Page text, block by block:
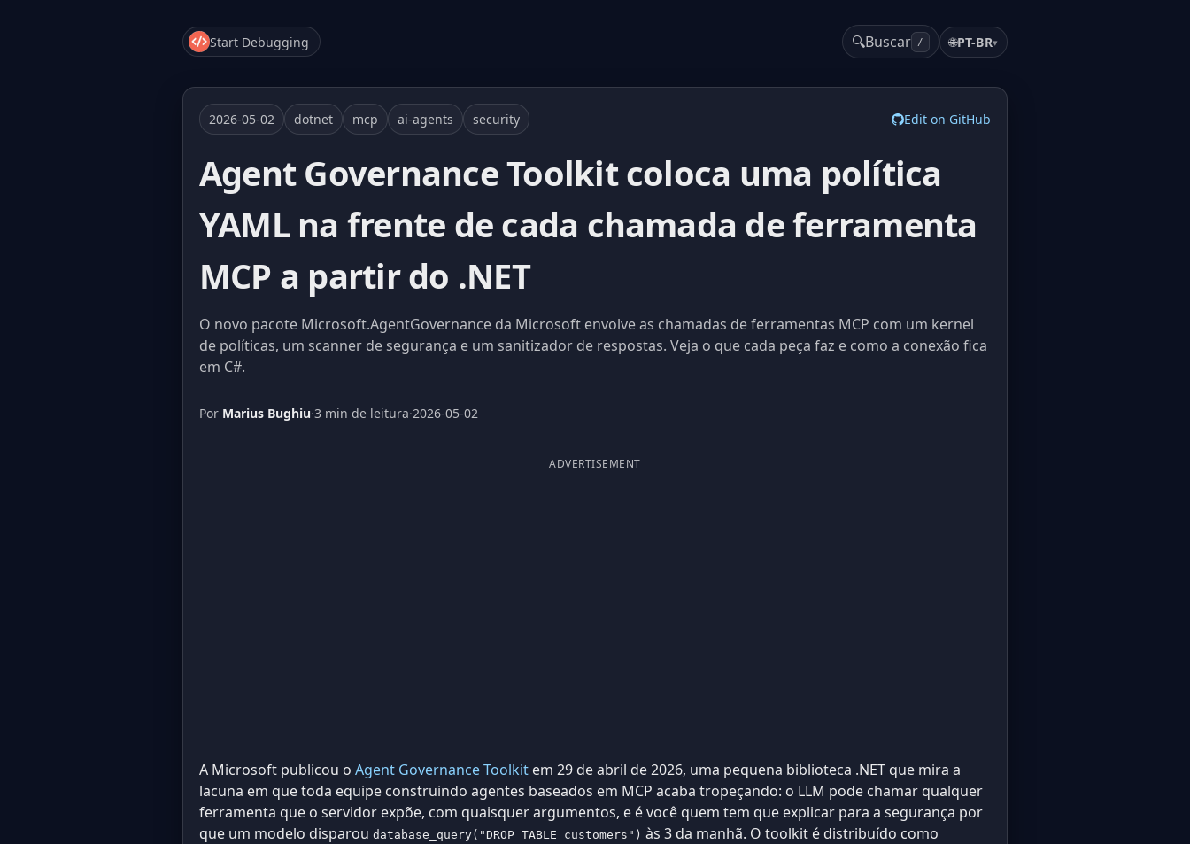
Start Debugging 🔍Buscar / 🌐PT-BR▾
2026-05-02 dotnet mcp ai-agents security Edit on GitHub
Agent Governance Toolkit coloca uma política
YAML na frente de cada chamada de ferramenta
MCP a partir do .NET
O novo pacote Microsoft.AgentGovernance da Microsoft envolve as chamadas de ferramentas MCP com um kernel
de políticas, um scanner de segurança e um sanitizador de respostas. Veja o que cada peça faz e como a conexão fica
em C#.
Por Marius Bughiu·3 min de leitura·2026-05-02
ADVERTISEMENT
A Microsoft publicou o Agent Governance Toolkit em 29 de abril de 2026, uma pequena biblioteca .NET que mira a
lacuna em que toda equipe construindo agentes baseados em MCP acaba tropeçando: o LLM pode chamar qualquer
ferramenta que o servidor expõe, com quaisquer argumentos, e é você quem tem que explicar para a segurança por
que um modelo disparou database_query("DROP TABLE customers") às 3 da manhã. O toolkit é distribuído como